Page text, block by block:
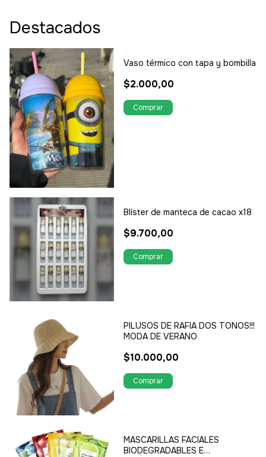
Destacados
Vaso térmico con tapa y bombilla
$2.000,00
Blíster de manteca de cacao x18
$9.700,00
PILUSOS DE RAFIA DOS TONOS!!!
MODA DE VERANO
$10.000,00
MASCARILLAS FACIALES
BIODEGRADABLES E